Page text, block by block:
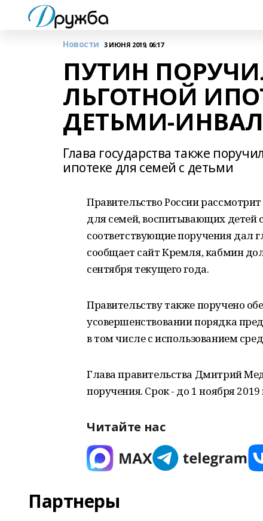
Новости 3 ИЮНЯ 2019, 06:17
ПУТИН
ЛЬГОТНОЙ
ДЕТЬМИ-
Глава государства также
ипотеке для семей с детьми
Правительство России
для семей, воспитывающих
соответствующие поручения дал
сообщает сайт Кремля, кабмин
сентября текущего года.
Правительству также поручено
усовершенствовании порядка
в том числе с использованием
Глава правительства Дмитрий
поручения. Срок - до 1 ноября 2019
Читайте нас
Партнеры